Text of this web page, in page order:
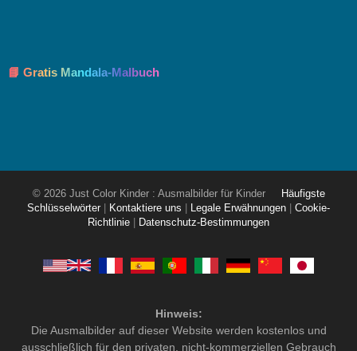
📘 Gratis Mandala-Malbuch
© 2026 Just Color Kinder : Ausmalbilder für Kinder
Häufigste
Schlüsselwörter
Kontaktiere uns Legale Erwähnungen
Cookie-
Richtlinie
Datenschutz-Bestimmungen
Hinweis:
Die Ausmalbilder auf dieser Website werden kostenlos und
ausschließlich für den privaten, nicht-kommerziellen Gebrauch